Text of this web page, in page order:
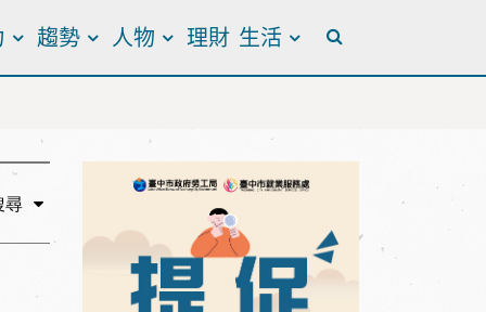
趨勢 人物 理財 生活
全站搜尋
尋